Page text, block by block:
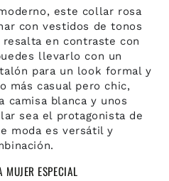
este collar rosa
con vestidos de tonos
en contraste con
llevarlo con un
para un look formal y
más casual pero chic,
camisa blanca y unos
sea el protagonista de
moda es versátil y
MUJER ESPECIAL